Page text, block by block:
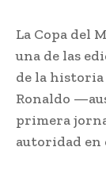
La Copa del
una de las
de la
Ronaldo
primera
autoridad en